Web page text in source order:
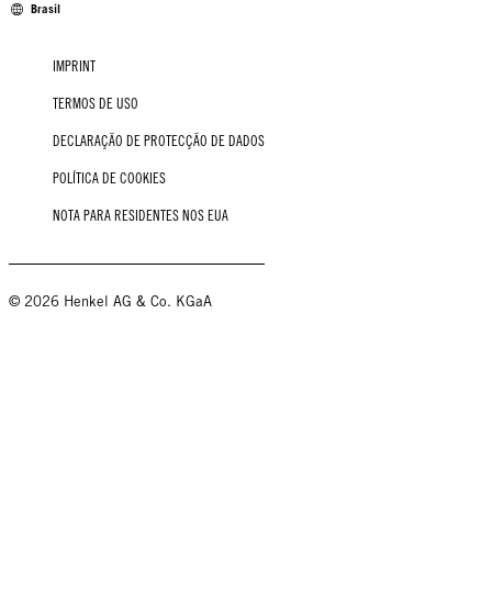
Brasil
IMPRINT
TERMOS DE USO
DECLARAÇÃO DE PROTECÇÃO DE DADOS
POLÍTICA DE COOKIES
NOTA PARA RESIDENTES NOS EUA
© 2026 Henkel AG & Co. KGaA